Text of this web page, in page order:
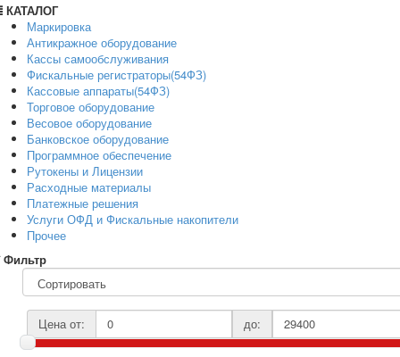
КАТАЛОГ
Маркировка
Антикражное оборудование
Кассы самообслуживания
Фискальные регистраторы(54ФЗ)
Кассовые аппараты(54ФЗ)
Торговое оборудование
Весовое оборудование
Банковское оборудование
Программное обеспечение
Рутокены и Лицензии
Расходные материалы
Платежные решения
Услуги ОФД и Фискальные накопители
Прочее
Фильтр
Цена от: до: